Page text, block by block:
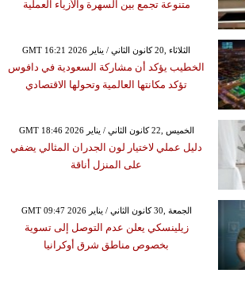
متنوعة تجمع بين السهرة والأزياء العملية
GMT 16:21 2026 الثلاثاء ,20 كانون الثاني / يناير
الخطيب يؤكد أن مشاركة السعودية في دافوس
تؤكد مكانتها العالمية وتحولها الاقتصادي
GMT 18:46 2026 الخميس ,22 كانون الثاني / يناير
دليل عملي لاختيار لون الجدران المثالي يضفي
على المنزل أناقة
GMT 09:47 2026 الجمعة ,30 كانون الثاني / يناير
زيلينسكي يعلن عدم التوصل إلى تسوية
بخصوص مناطق شرق أوكرانيا